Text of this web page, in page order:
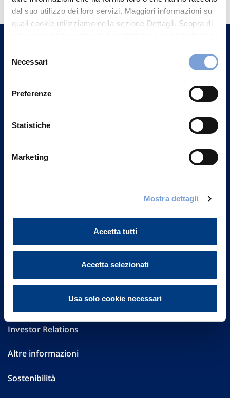
dal suo utilizzo dei loro servizi. Maggiori informazioni su
quali cookie utilizziamo nella sezione Dettagli. Scopra di
può trovare nel footer del sito nella sezione "Informativa
delNecessari
Preferenze
Statistiche
Marketing
Mostra dettagli
Accetta tutti
Accetta selezionati
Usa solo cookie necessari
Trova l'Agenzia più vicina a te e parla con
Contattaci
Vittoria Assicurazioni S.p.A.
20149 Milano
Part. IVA 01329510158
FAQ
Investor Relations
Altre informazioni
Sostenibilità